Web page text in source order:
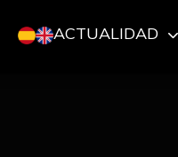
ACTUALIDAD